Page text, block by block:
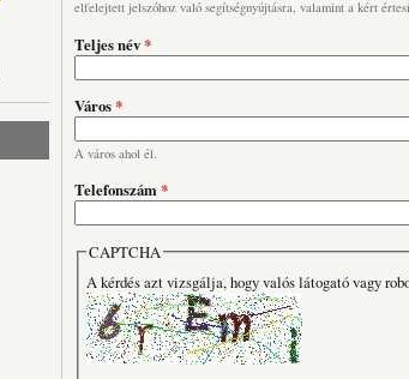
elfelejtett jelszóhoz való segítségnyújtásra, valamint a kért
Teljes név*
Város*
A város ahol él.
Telefonszám*
CAPTCHA
A kérdés azt vizsgálja, hogy valós látogató vagy